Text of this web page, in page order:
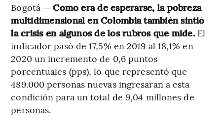
Bogotá —Como era de esperarse, la pobreza
multidimensional en Colombia también sintió
la crisis en algunos de los rubros que mide.El
indicador pasó de 17,5% en 2019 al 18,1% en
2020 un incremento de 0,6 puntos
porcentuales (pps), lo que representó que
489.000 personas nuevas ingresaran a esta
condición para un total de 9,04 millones de
personas.